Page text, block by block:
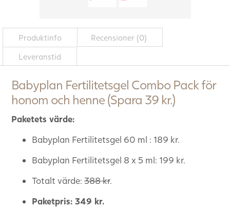
Produktinfo Recensioner (0)
Leveranstid
Babyplan Fertilitetsgel Combo Pack för
honom och henne (Spara 39 kr.)
Paketets värde:
Babyplan Fertilitetsgel 60 ml : 189 kr.
Babyplan Fertilitetsgel 8 x 5 ml: 199 kr.
Totalt värde: 388 kr.
Paketpris: 349 kr.